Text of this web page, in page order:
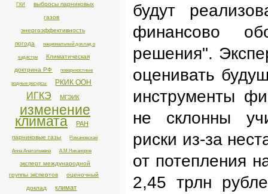
будут
финансово
решения".
оценивать
инструменты
не склонны
риски из-за
от потепления
2,45 трлн
ГХИ
выбросы парниковых
газов
энергоэффективность
погода
национальный доклад о
кадастре
Климатическая
доктрина РФ
поверхностные
водные ресурсы РКИК ООН
ИГКЭ МГЭИК
изменение
климата РАН
парниковые газы Романовская
Анна Анатольевна А.М.Никаноров
эксперт международной
группы экспертов
оценочный
доклад
климат